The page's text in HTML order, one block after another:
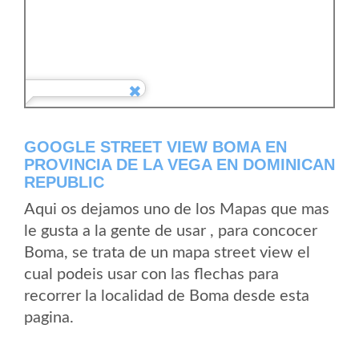
GOOGLE STREET VIEW BOMA EN
PROVINCIA DE LA VEGA EN DOMINICAN
REPUBLIC
Aqui os dejamos uno de los Mapas que mas
le gusta a la gente de usar , para concocer
Boma, se trata de un mapa street view el
cual podeis usar con las flechas para
recorrer la localidad de Boma desde esta
pagina.